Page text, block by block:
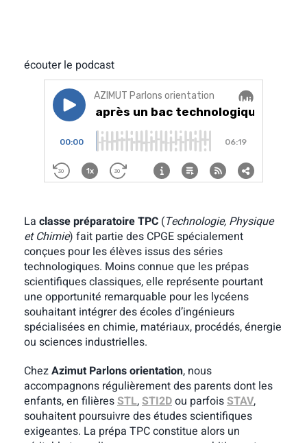
écouter le podcast
La classe préparatoire TPC(Technologie, Physique
et Chimie) fait partie des CPGE spécialement
conçues pour les élèves issus des séries
technologiques. Moins connue que les prépas
scientifiques classiques, elle représente pourtant
une opportunité remarquable pour les lycéens
souhaitant intégrer des écoles d’ingénieurs
spécialisées en chimie, matériaux, procédés, énergie
ou sciences industrielles.
ChezAzimut Parlons orientation, nous
accompagnons régulièrement des parents dont les
enfants, en filièresSTL,STI2Dou parfoisSTAV,
souhaitent poursuivre des études scientifiques
exigeantes. La prépa TPC constitue alors un